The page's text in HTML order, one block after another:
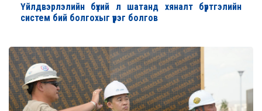
Үйлдвэрлэлийн бүхий л шатанд хяналт бүртгэлийн
систем бий болгохыг үүрэг болгов